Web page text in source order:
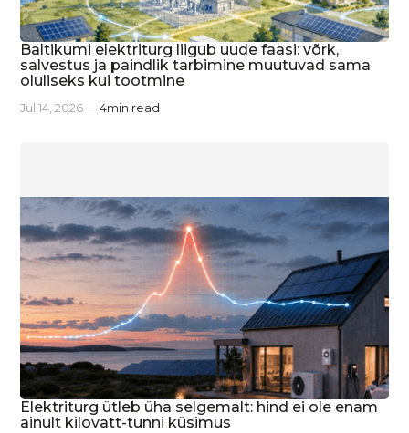
Baltikumi elektriturg liigub uude faasi: võrk,
salvestus ja paindlik tarbimine muutuvad sama
oluliseks kui tootmine
Jul 14, 2026 4min read
Elektriturg ütleb üha selgemalt: hind ei ole enam
ainult kilovatt-tunni küsimus